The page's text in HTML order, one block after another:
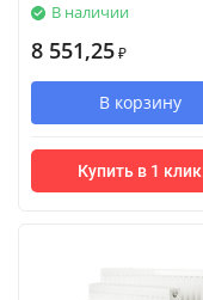
В наличии
8 551,25 ₽
В корзину
Купить в 1 клик